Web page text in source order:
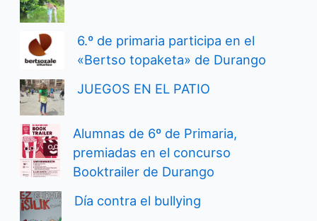
6.º de primaria participa en el
«Bertso topaketa» de Durango
JUEGOS EN EL PATIO
Alumnas de 6º de Primaria,
premiadas en el concurso
Booktrailer de Durango
Día contra el bullying